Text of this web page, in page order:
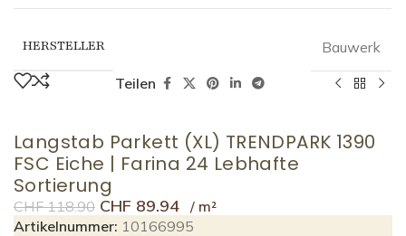
HERSTELLER Bauwerk
Teilen
Langstab Parkett (XL) TRENDPARK 1390
FSC Eiche | Farina 24 Lebhafte
Sortierung
CHF118.90 CHF 89.94
Artikelnummer: 10166995